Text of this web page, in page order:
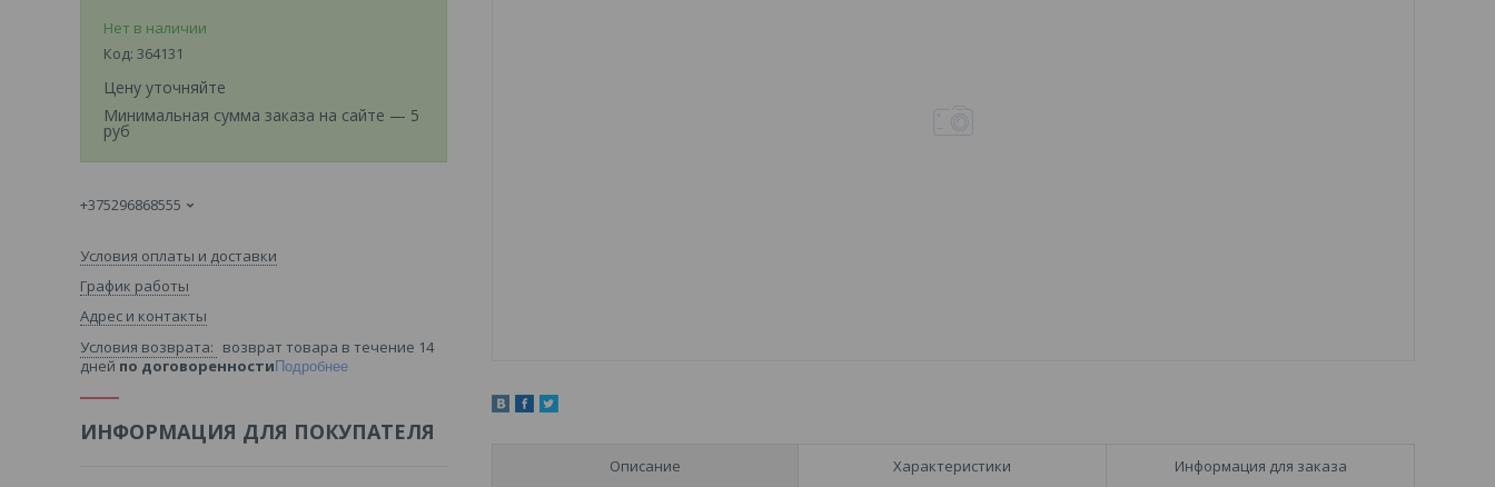
Описание Характеристики Информация для заказа
Нет в наличии
Код: 364131
Цену уточняйте
Минимальная сумма заказа на сайте — 5
руб
+375296868555
Условия оплаты и доставки
График работы
Адрес и контакты
возврат товара в течение 14
дней по договоренности Подробнее
ИНФОРМАЦИЯ ДЛЯ ПОКУПАТЕЛЯ